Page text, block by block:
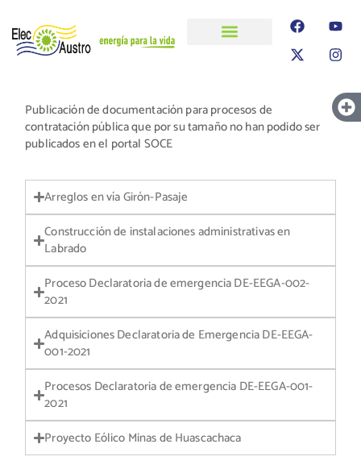
Publicación de documentación para procesos de
contratación pública que por su tamaño no han podido ser
publicados en el portal SOCE
Arreglos en vía Girón-Pasaje
Construcción de instalaciones administrativas en
Labrado
Proceso Declaratoria de emergencia DE-EEGA-002-
2021
Adquisiciones Declaratoria de Emergencia DE-EEGA-
001-2021
Procesos Declaratoria de emergencia DE-EEGA-001-
2021
Proyecto Eólico Minas de Huascachaca